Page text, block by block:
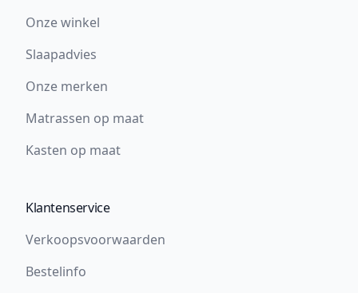
Onze winkel
Slaapadvies
Onze merken
Matrassen op maat
Kasten op maat
Klantenservice
Verkoopsvoorwaarden
Bestelinfo